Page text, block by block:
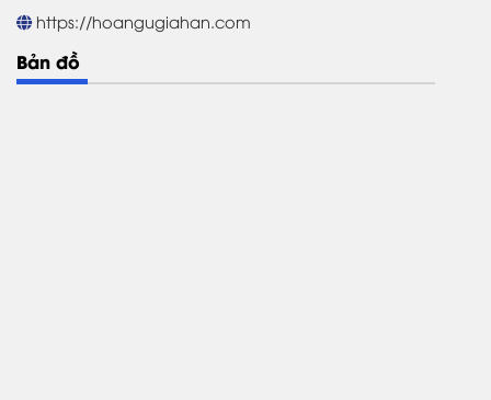
https://hoangugiahan.com
Bản đồ